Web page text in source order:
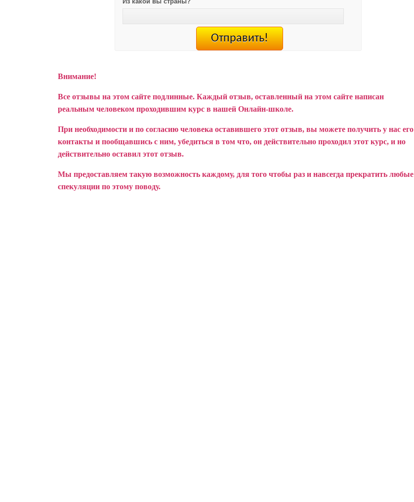
Внимание!
Все отзывы на этом сайте подлинные. Каждый отзыв, оставленный на этом сайте написан
реальным человеком проходившим курс в нашей Онлайн-школе.
При необходимости и по согласию человека оставившего этот отзыв, вы можете получить у нас его
контакты и пообщавшись с ним, убедиться в том что, он действительно проходил этот курс, и но
действительно оставил этот отзыв.
Мы предоставляем такую возможность каждому, для того чтобы раз и навсегда прекратить любые
спекуляции по этому поводу.